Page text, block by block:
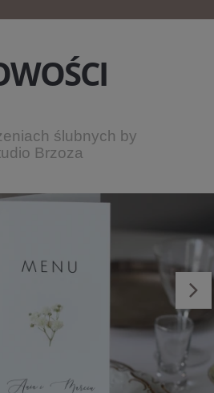
ślubnych by
Brzoza